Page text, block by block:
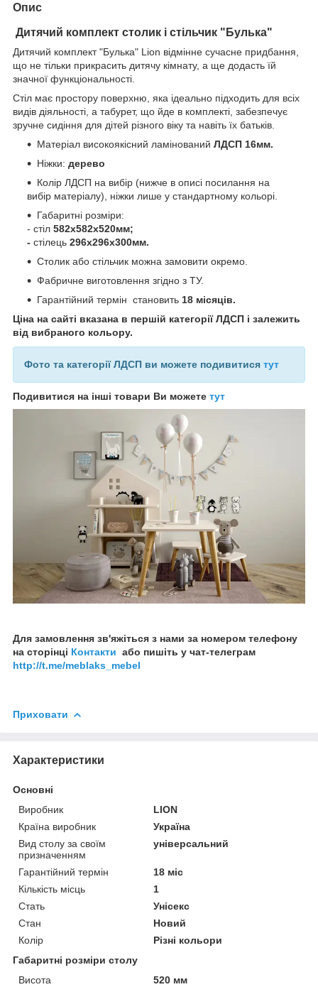
Опис
Дитячий комплект столик і стільчик "Булька"
Дитячий комплект "Булька" Lion відмінне сучасне придбання,
що не тільки прикрасить дитячу кімнату, а ще додасть їй
значної функціональності.
Стіл має простору поверхню, яка ідеально підходить для всіх
видів діяльності, а табурет, що йде в комплекті, забезпечує
зручне сидіння для дітей різного віку та навіть їх батьків.
Матеріал високоякісний ламінований ЛДСП 16мм.
Ніжки: дерево
Колір ЛДСП на вибір (нижче в описі посилання на
вибір матеріалу), ніжки лише у стандартному кольорі.
Габаритні розміри:
- стіл 582х582х520мм;
- стілець 296х296х300мм.
Столик або стільчик можна замовити окремо.
Фабричне виготовлення згідно з ТУ.
Гарантійний термін становить 18 місяців.
Ціна на сайті вказана в першій категорії ЛДСП і залежить
від вибраного кольору.
Фото та категорії ЛДСП ви можете подивитися тут
Подивитися на інші товари Ви можете тут
Для замовлення зв'яжіться з нами за номером телефону
на сторінці Контакти або пишіть у чат-телеграм
http://t.me/meblaks_mebel
Приховати
Характеристики
Основні
Виробник
LION
Країна виробник
Україна
Вид столу за своїм
призначенням
універсальний
Гарантійний термін
18 міс
Кількість місць
1
Стать
Унісекс
Стан
Новий
Колір
Різні кольори
Габаритні розміри столу
Висота
520 мм